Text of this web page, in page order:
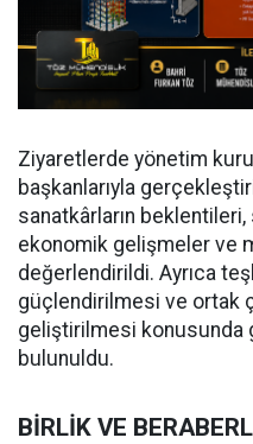
Ziyaretlerde yönetim
başkanlarıyla
sanatkârların
ekonomik gelişmeler ve
değerlendirildi. Ayrıca
güçlendirilmesi ve ortak
geliştirilmesi konusunda
bulunuldu.
BİRLİK VE